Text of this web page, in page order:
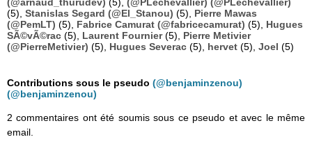
(5), Stanislas Segard (@El_Stanou) (5), Pierre Mawas
(@PemLT) (5), Fabrice Camurat (@fabricecamurat) (5), Hugues
SÃ©vÃ©rac (5), Laurent Fournier(5), Pierre Metivier
(@PierreMetivier) (5), Hugues Severac (5), hervet (5), Joel (5)
Contributions sous le pseudo (@benjaminzenou)
(@benjaminzenou)
2 commentaires ont été soumis sous ce pseudo et avec le même
email.